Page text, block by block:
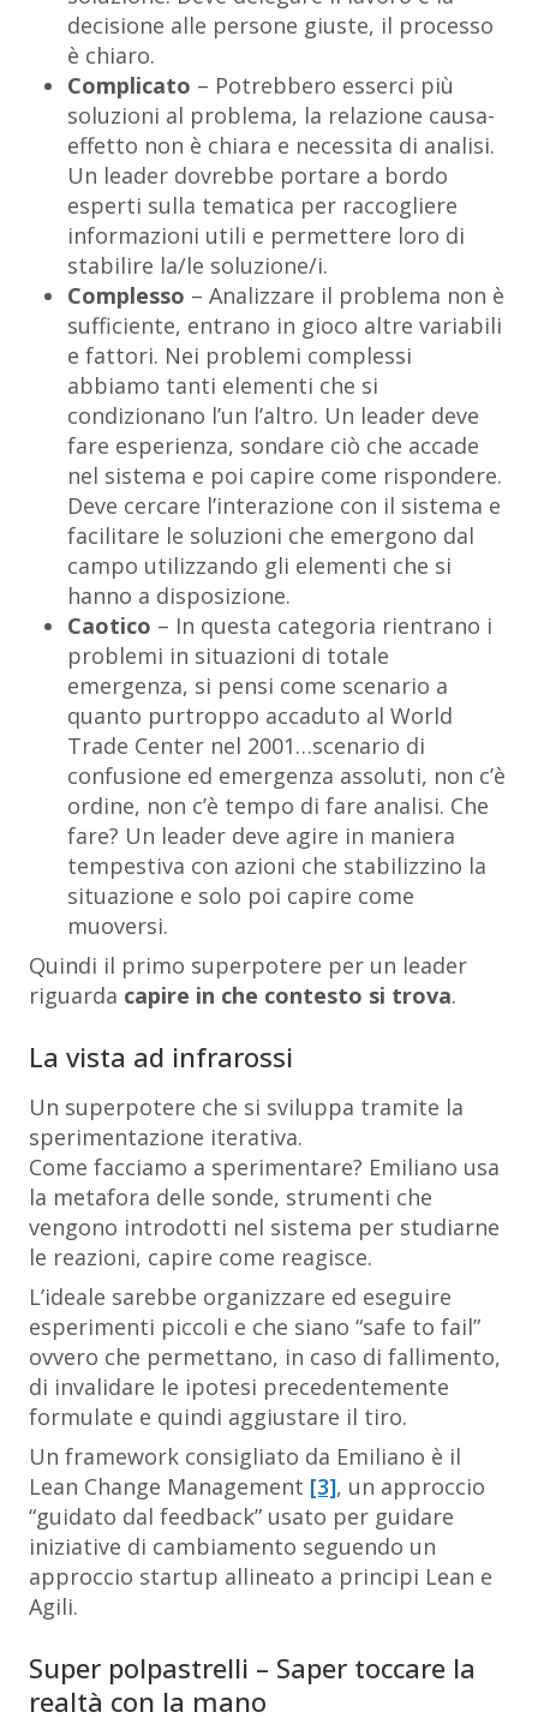
decisione alle persone giuste, il processo
è chiaro.
Complicato – Potrebbero esserci più
soluzioni al problema, la relazione causa-
effetto non è chiara e necessita di analisi.
Un leader dovrebbe portare a bordo
esperti sulla tematica per raccogliere
informazioni utili e permettere loro di
stabilire la/le soluzione/i.
Complesso – Analizzare il problema non è
sufficiente, entrano in gioco altre variabili
e fattori. Nei problemi complessi
abbiamo tanti elementi che si
condizionano l’un l’altro. Un leader deve
fare esperienza, sondare ciò che accade
nel sistema e poi capire come rispondere.
Deve cercare l’interazione con il sistema e
facilitare le soluzioni che emergono dal
campo utilizzando gli elementi che si
hanno a disposizione.
Caotico – In questa categoria rientrano i
problemi in situazioni di totale
emergenza, si pensi come scenario a
quanto purtroppo accaduto al World
Trade Center nel 2001…scenario di
confusione ed emergenza assoluti, non c’è
ordine, non c’è tempo di fare analisi. Che
fare? Un leader deve agire in maniera
tempestiva con azioni che stabilizzino la
situazione e solo poi capire come
muoversi.
Quindi il primo superpotere per un leader
riguarda capire in che contesto si trova.
La vista ad infrarossi
Un superpotere che si sviluppa tramite la
sperimentazione iterativa.
Come facciamo a sperimentare? Emiliano usa
la metafora delle sonde, strumenti che
vengono introdotti nel sistema per studiarne
le reazioni, capire come reagisce.
L’ideale sarebbe organizzare ed eseguire
esperimenti piccoli e che siano “safe to fail”
ovvero che permettano, in caso di fallimento,
di invalidare le ipotesi precedentemente
formulate e quindi aggiustare il tiro.
Un framework consigliato da Emiliano è il
Lean Change Management [3], un approccio
“guidato dal feedback” usato per guidare
iniziative di cambiamento seguendo un
approccio startup allineato a principi Lean e
Agili.
Super polpastrelli – Saper toccare la
realtà con la mano